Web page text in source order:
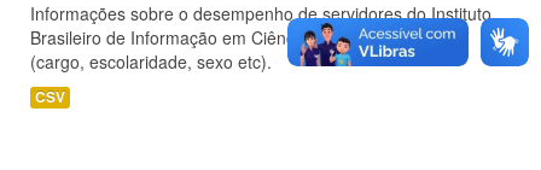
Informações sobre o desempenho de servidores do Instituto
Brasileiro de Informação em Ciência e Tecnologia - IBICT
(cargo, escolaridade, sexo etc).
CSV